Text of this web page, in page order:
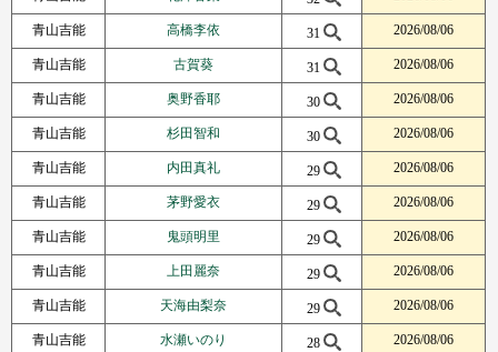
青山吉能 高橋李依 31 2026/08/06
青山吉能 古賀葵 31 2026/08/06
青山吉能 奥野香耶 30 2026/08/06
青山吉能 杉田智和 30 2026/08/06
青山吉能 内田真礼 29 2026/08/06
青山吉能 茅野愛衣 29 2026/08/06
青山吉能 鬼頭明里 29 2026/08/06
青山吉能 上田麗奈 29 2026/08/06
青山吉能 天海由梨奈 29 2026/08/06
青山吉能 水瀬いのり 28 2026/08/06